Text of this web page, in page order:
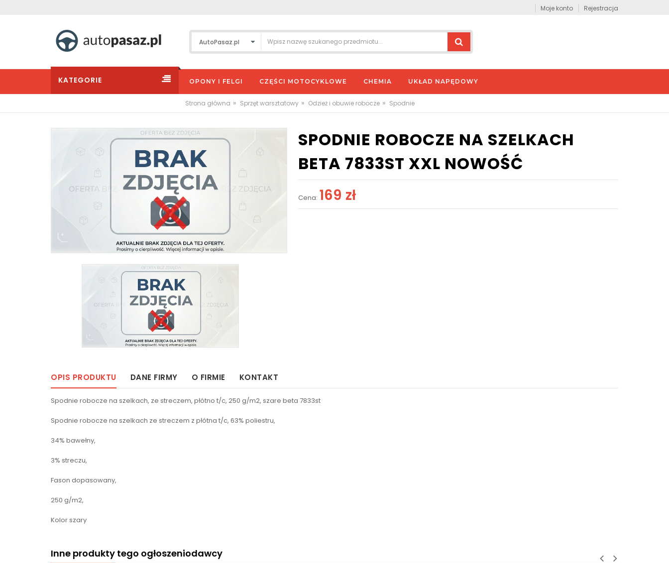
Moje konto Rejestracja
KATEGORIE OPONY I FELGI CZĘŚCI MOTOCYKLOWE CHEMIA UKŁAD NAPĘDOWY
Strona główna » Sprzęt warsztatowy » Odzież i obuwie robocze » Spodnie
SPODNIE ROBOCZE NA SZELKACH
BETA 7833ST XXL NOWOŚĆ
Cena: 169 zł
OPIS PRODUKTU DANE FIRMY O FIRMIE KONTAKT
Spodnie robocze na szelkach, ze streczem, płótno t/c, 250 g/m2, szare beta 7833st
Spodnie robocze na szelkach ze streczem z płótna t/c, 63% poliestru,
34% bawełny,
3% streczu,
Fason dopasowany,
250 g/m2,
Kolor szary
Inne produkty tego ogłoszeniodawcy